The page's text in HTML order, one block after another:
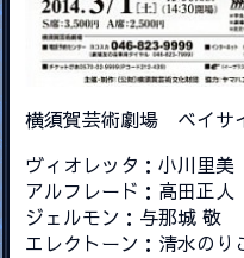
横須賀芸術劇場 ベイサ
ヴィオレッタ：小川里美
アルフレード：高田正人
ジェルモン：与那城 敬
エレクトーン：清水のり